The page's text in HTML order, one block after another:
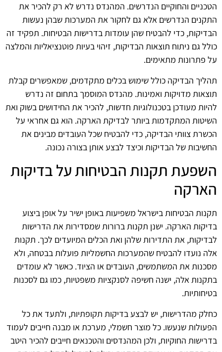
הטכניים והחוקיים הנדרשים. המהנדס נדרש לא רק להכיר את
התקנים הנדרשים אלא גם לחקור את המערכות שבהן נעשות
הבדיקות, כדי להבטיח שהן עומדות בדרישות הבטיחות. תפקיד זה
כולל גם ניתוח תוצאות הבדיקות, זיהוי בעיות פוטנציאליות והמלצה
על פתרונות מתאימים.
תהליך הבדיקה כולל שימוש בכלים מתקדמים, שמאפשרים קבלת
תוצאות מדויקות ואמינות. מהנדס המוסמך בתחום זה נדרש
להיות מעודכן בטכנולוגיות חדשות, להכיר את החידושים בשוק ואת
השיטות המתקדמות ביותר לבדיקת הארקה. הוא גם אחראי על
הכשרת צוותי הבדיקה, כדי להבטיח שכל העובדים מבינים את
החשיבות של הבדיקות וכיצד לבצע אותן בצורה נכונה.
השפעת תקנות הבטיחות על בדיקות
הארקה
תקנות הבטיחות בישראל משפיעות באופן ישיר על אופן ביצוע
בדיקות הארקה. ישנן תקנות ברורות שמסדירות את הדרישות
לבדיקות, את התדירות שלהן ואת הכלים המיועדים לכך. תקנות
אלה נועדו להבטיח שהמערכות החשמליות פועלות בבטחה, ולא
מסכנות את המשתמשים, העובדים או הציוד. כאשר לא עומדים
בתקנות אלה, ישנה חשיפה לסנקציות משפטיות, כמו גם לסכנות
בטיחותיות.
כחלק מהדרישות, יש לבצע בדיקות תקופתיות, ולתעד את כל
הפעולות שנעשו. כל מוצר חשמלי, מערכת או מבנה חייבים לעמוד
בדרישות החוקיות, ולכן המהנדסים והטכנאים חייבים להכיר היטב